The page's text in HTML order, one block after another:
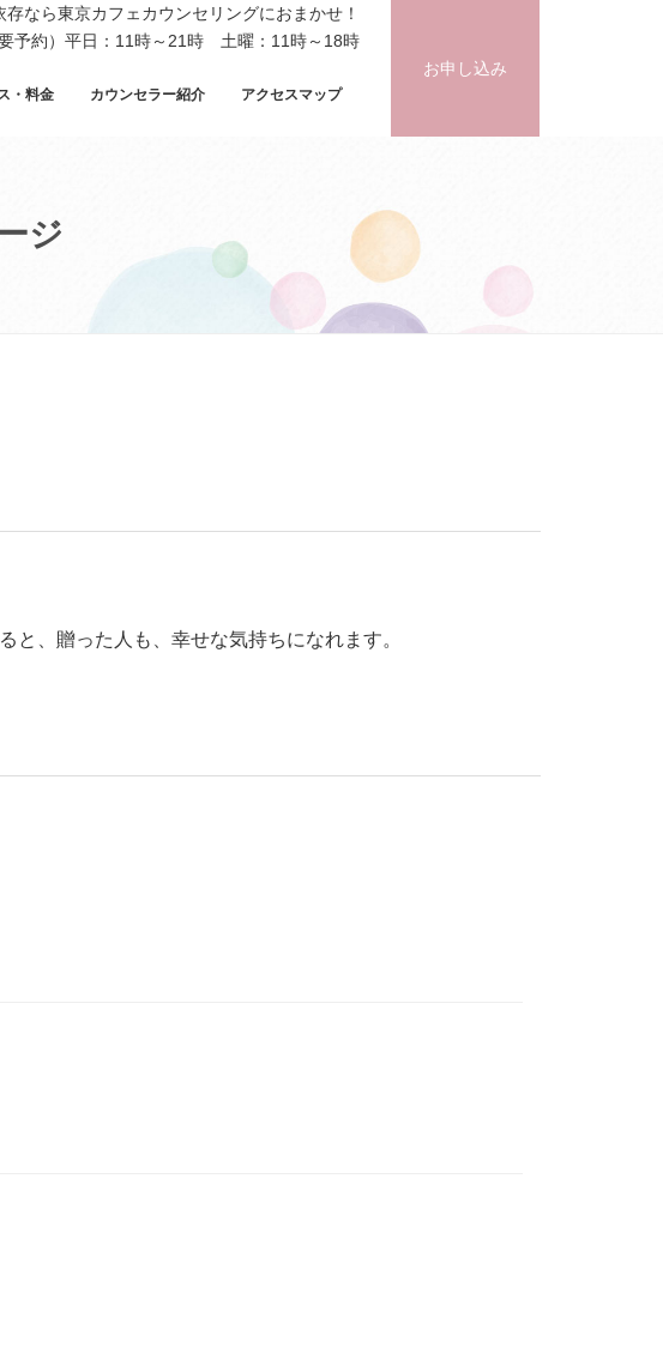
なら東京カフェカウンセリングにおまかせ！
要予約）平日：11時～21時 土曜：11時～18時
・料金 カウンセラー紹介 アクセスマップ
お申し込み
ジ
、贈った人も、幸せな気持ちになれます。